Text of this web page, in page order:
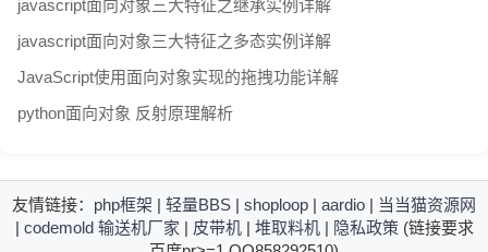
javascript面向对象三大特征之继承实例详解
javascript面向对象三大特征之多态实例详解
JavaScript使用面向对象实现的拖拽功能详解
python面向对象 反射原理解析
友情链接： php框架 | 轻量BBS | shoploop | aardio | 当当猫资源网
| codemold 输送机厂家 | 皮带机| 堆取料机| 隐私政策 (链接要求